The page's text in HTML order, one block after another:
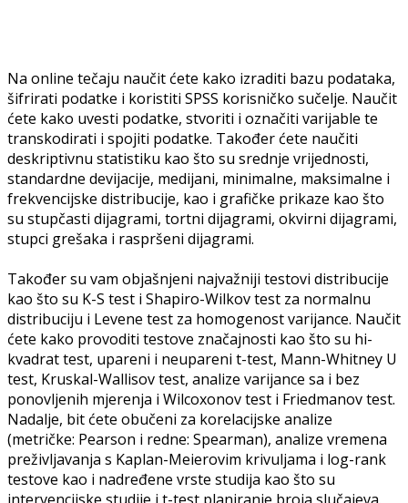
Na online tečaju naučit ćete kako izraditi bazu podataka,
šifrirati podatke i koristiti SPSS korisničko sučelje. Naučit
ćete kako uvesti podatke, stvoriti i označiti varijable te
transkodirati i spojiti podatke. Također ćete naučiti
deskriptivnu statistiku kao što su srednje vrijednosti,
standardne devijacije, medijani, minimalne, maksimalne i
frekvencijske distribucije, kao i grafičke prikaze kao što
su stupčasti dijagrami, tortni dijagrami, okvirni dijagrami,
stupci grešaka i raspršeni dijagrami.
Također su vam objašnjeni najvažniji testovi distribucije
kao što su K-S test i Shapiro-Wilkov test za normalnu
distribuciju i Levene test za homogenost varijance. Naučit
ćete kako provoditi testove značajnosti kao što su hi-
kvadrat test, upareni i neupareni t-test, Mann-Whitney U
test, Kruskal-Wallisov test, analize varijance sa i bez
ponovljenih mjerenja i Wilcoxonov test i Friedmanov test.
Nadalje, bit ćete obučeni za korelacijske analize
(metričke: Pearson i redne: Spearman), analize vremena
preživljavanja s Kaplan-Meierovim krivuljama i log-rank
testove kao i nadređene vrste studija kao što su